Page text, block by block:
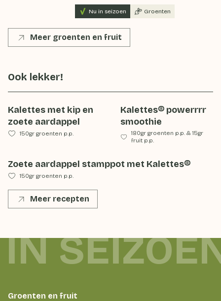
Nu in seizoen Groenten
Meer groenten en fruit
Ook lekker!
Kalettes met kip en
zoete aardappel
150gr groenten p.p.
Kalettes® powerrrr
smoothie
180gr groenten p.p.& 15gr
fruit p.p.
Zoete aardappel stamppot met Kalettes®
150gr groenten p.p.
Meer recepten
Groenten en fruit